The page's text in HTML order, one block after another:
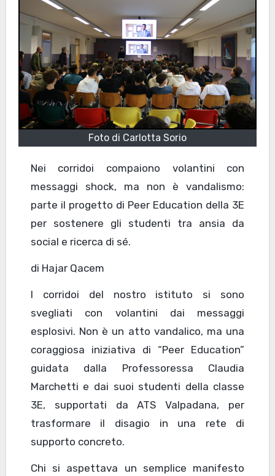
Foto di Carlotta Sorio
Nei corridoi compaiono volantini con
messaggi shock, ma non è vandalismo:
parte il progetto di Peer Education della 3E
per sostenere gli studenti tra ansia da
social e ricerca di sé.
di Hajar Qacem
I corridoi del nostro istituto si sono
svegliati con volantini dai messaggi
esplosivi. Non è un atto vandalico, ma una
coraggiosa iniziativa di “Peer Education”
guidata dalla Professoressa Claudia
Marchetti e dai suoi studenti della classe
3E, supportati da ATS Valpadana, per
trasformare il disagio in una rete di
supporto concreto.
Chi si aspettava un semplice manifesto